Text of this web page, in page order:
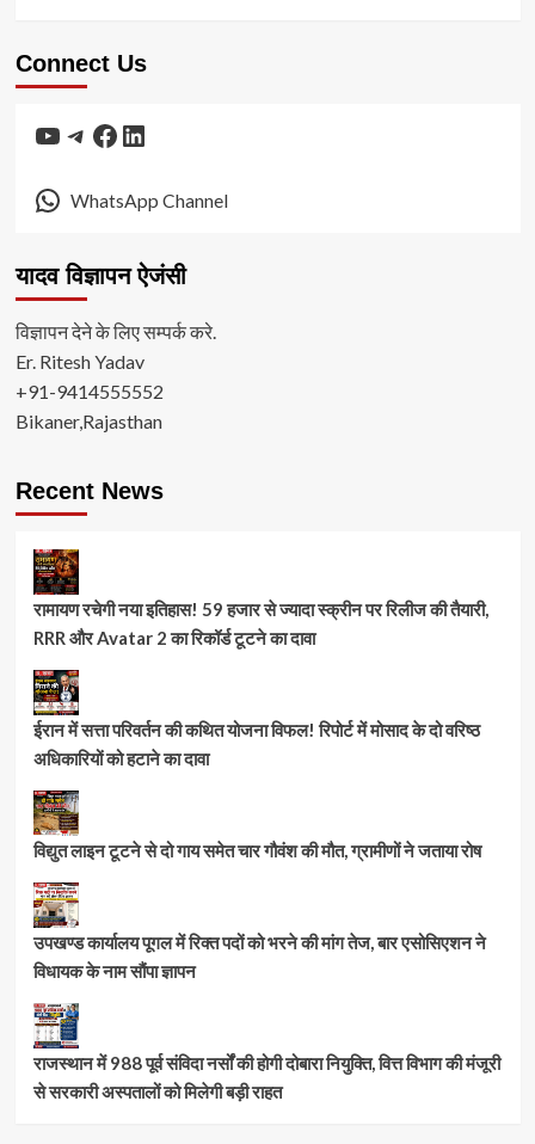
Connect Us
YouTube
Telegram
Facebook
LinkedIn
WhatsApp Channel
यादव विज्ञापन ऐजंसी
विज्ञापन देने के लिए सम्पर्क करे.
Er. Ritesh Yadav
+91-9414555552
Bikaner,Rajasthan
Recent News
रामायण रचेगी नया इतिहास! 59 हजार से ज्यादा स्क्रीन पर रिलीज की तैयारी,
RRR और Avatar 2 का रिकॉर्ड टूटने का दावा
ईरान में सत्ता परिवर्तन की कथित योजना विफल! रिपोर्ट में मोसाद के दो वरिष्ठ
अधिकारियों को हटाने का दावा
विद्युत लाइन टूटने से दो गाय समेत चार गौवंश की मौत, ग्रामीणों ने जताया रोष
उपखण्ड कार्यालय पूगल में रिक्त पदों को भरने की मांग तेज, बार एसोसिएशन ने
विधायक के नाम सौंपा ज्ञापन
राजस्थान में 988 पूर्व संविदा नर्सों की होगी दोबारा नियुक्ति, वित्त विभाग की मंजूरी
से सरकारी अस्पतालों को मिलेगी बड़ी राहत